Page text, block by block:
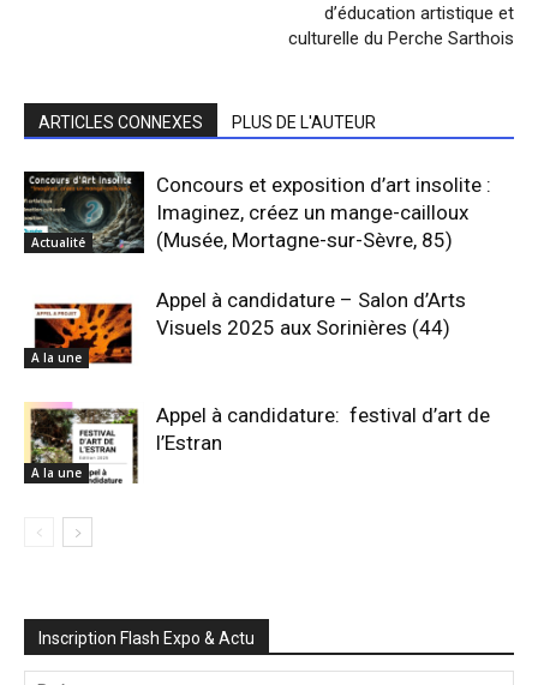
d’éducation artistique et
culturelle du Perche Sarthois
ARTICLES CONNEXES PLUS DE L'AUTEUR
Actualité
Concours et exposition d’art insolite :
Imaginez, créez un mange-cailloux
(Musée, Mortagne-sur-Sèvre, 85)
A la une
Appel à candidature – Salon d’Arts
Visuels 2025 aux Sorinières (44)
A la une
Appel à candidature: festival d’art de
l’Estran
Inscription Flash Expo & Actu